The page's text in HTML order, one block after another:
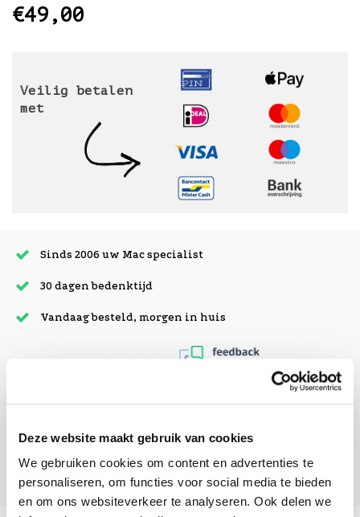
Deze website maakt gebruik van cookies
We gebruiken cookies om content en advertenties te
personaliseren, om functies voor social media te bieden
en om ons websiteverkeer te analyseren. Ook delen we
€49,00
Veilig betalen
met
Sinds 2006 uw Mac specialist
30 dagen bedenktijd
Vandaag besteld, morgen in huis